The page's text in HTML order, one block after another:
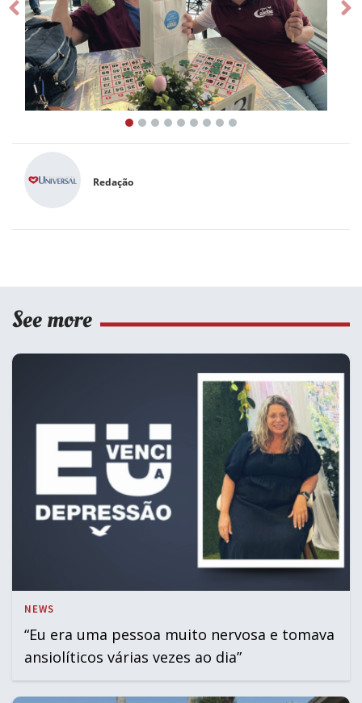
Prev
Redação
See more
NEWS
“Eu era uma pessoa muito nervosa e tomava
ansiolíticos várias vezes ao dia”